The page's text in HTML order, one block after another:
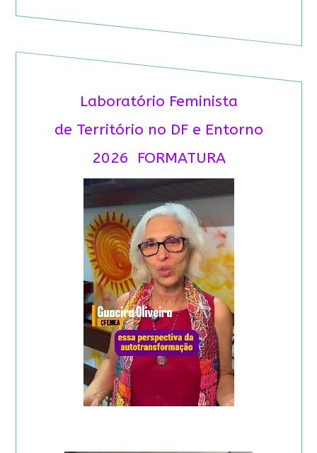
Laboratório Feminista
de Território no DF e Entorno
2026 FORMATURA